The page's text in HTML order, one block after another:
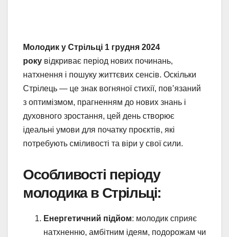
Молодик у Стрільці 1 грудня 2024
року відкриває період нових починань,
натхнення і пошуку життєвих сенсів. Оскільки
Стрілець — це знак вогняної стихії, пов’язаний
з оптимізмом, прагненням до нових знань і
духовного зростання, цей день створює
ідеальні умови для початку проєктів, які
потребують сміливості та віри у свої сили.
Особливості періоду
молодика в Стрільці:
Енергетичний підйом: молодик сприяє
натхненню, амбітним ідеям, подорожам чи